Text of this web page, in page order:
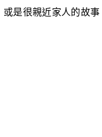
是很親近家人的故事